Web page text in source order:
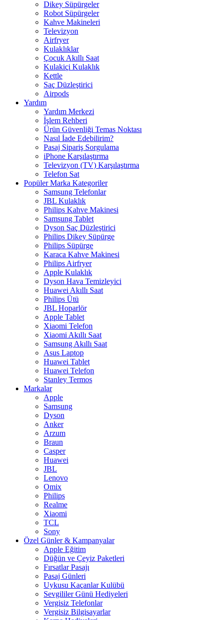
Dikey Süpürgeler
Robot Süpürgeler
Kahve Makineleri
Televizyon
Airfryer
Kulaklıklar
Çocuk Akıllı Saat
Kulakiçi Kulaklık
Kettle
Saç Düzleştirici
Airpods
Yardım
Yardım Merkezi
İşlem Rehberi
Ürün Güvenliği Temas Noktası
Nasıl İade Edebilirim?
Pasaj Sipariş Sorgulama
iPhone Karşılaştırma
Televizyon (TV) Karşılaştırma
Telefon Sat
Popüler Marka Kategoriler
Samsung Telefonlar
JBL Kulaklık
Philips Kahve Makinesi
Samsung Tablet
Dyson Saç Düzleştirici
Philips Dikey Süpürge
Philips Süpürge
Karaca Kahve Makinesi
Philips Airfryer
Apple Kulaklık
Dyson Hava Temizleyici
Huawei Akıllı Saat
Philips Ütü
JBL Hoparlör
Apple Tablet
Xiaomi Telefon
Xiaomi Akıllı Saat
Samsung Akıllı Saat
Asus Laptop
Huawei Tablet
Huawei Telefon
Stanley Termos
Markalar
Apple
Samsung
Dyson
Anker
Arzum
Braun
Casper
Huawei
JBL
Lenovo
Omix
Philips
Realme
Xiaomi
TCL
Sony
Özel Günler & Kampanyalar
Apple Eğitim
Düğün ve Çeyiz Paketleri
Fırsatlar Pasajı
Pasaj Günleri
Uykusu Kaçanlar Kulübü
Sevgililer Günü Hediyeleri
Vergisiz Telefonlar
Vergisiz Bilgisayarlar